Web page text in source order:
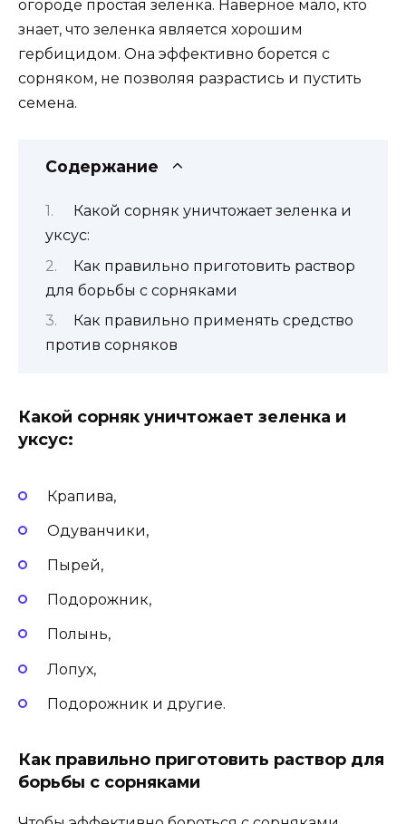
огороде простая зеленка. Наверное мало, кто
знает, что зеленка является хорошим
гербицидом. Она эффективно борется с
сорняком, не позволяя разрастись и пустить
семена.
Содержание
Какой сорняк уничтожает зеленка и
уксус:
Как правильно приготовить раствор
для борьбы с сорняками
Как правильно применять средство
против сорняков
Какой сорняк уничтожает зеленка и
уксус:
Крапива,
Одуванчики,
Пырей,
Подорожник,
Полынь,
Лопух,
Подорожник и другие.
Как правильно приготовить раствор для
борьбы с сорняками